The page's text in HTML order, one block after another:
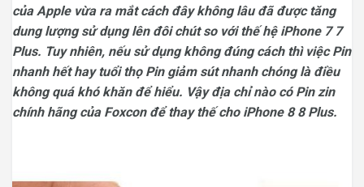
của Apple vừa ra mắt cách đây không lâu đã được tăng
dung lượng sử dụng lên đôi chút so với thế hệ iPhone 7 7
Plus. Tuy nhiên, nếu sử dụng không đúng cách thì việc Pin
nhanh hết hay tuổi thọ Pin giảm sút nhanh chóng là điều
không quá khó khăn để hiểu. Vậy địa chỉ nào có Pin zin
chính hãng của Foxcon để thay thế cho iPhone 8 8 Plus.